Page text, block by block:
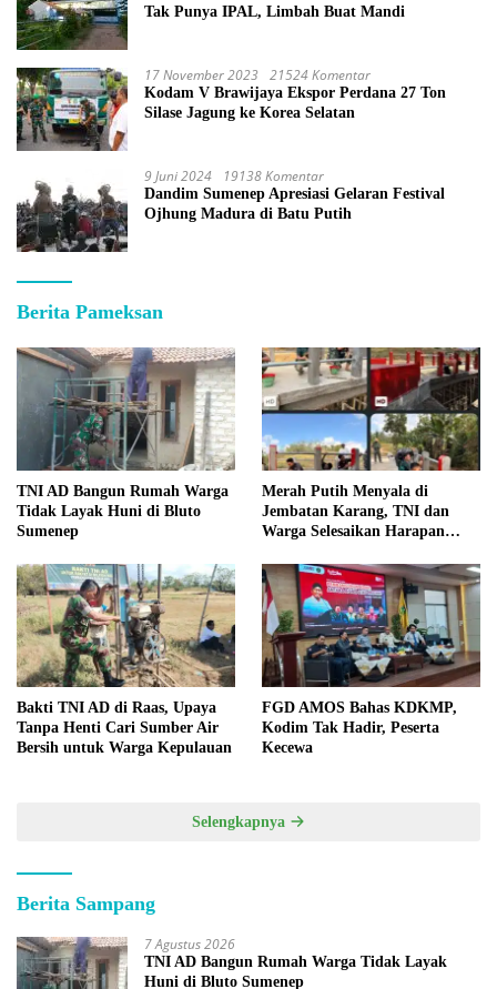
Tak Punya IPAL, Limbah Buat Mandi
17 November 2023 21524 Komentar
Kodam V Brawijaya Ekspor Perdana 27 Ton
Silase Jagung ke Korea Selatan
9 Juni 2024 19138 Komentar
Dandim Sumenep Apresiasi Gelaran Festival
Ojhung Madura di Batu Putih
Berita Pameksan
TNI AD Bangun Rumah Warga
Tidak Layak Huni di Bluto
Sumenep
Merah Putih Menyala di
Jembatan Karang, TNI dan
Warga Selesaikan Harapan
Bakti TNI AD di Raas, Upaya
Tanpa Henti Cari Sumber Air
Bersih untuk Warga Kepulauan
FGD AMOS Bahas KDKMP,
Kodim Tak Hadir, Peserta
Kecewa
Selengkapnya
Berita Sampang
7 Agustus 2026
TNI AD Bangun Rumah Warga Tidak Layak
Huni di Bluto Sumenep